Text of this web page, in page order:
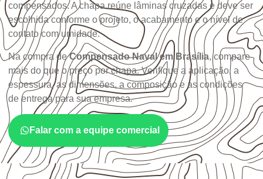
compensados. A chapa reúne lâminas cruzadas e deve ser
escolhida conforme o projeto, o acabamento e o nível de
contato com umidade.
Na compra deCompensado Naval em Brasília, compare
mais do que o preço por chapa. Verifique a aplicação, a
espessura, as dimensões, a composição e as condições
de entrega para sua empresa.
Falar com a equipe comercial